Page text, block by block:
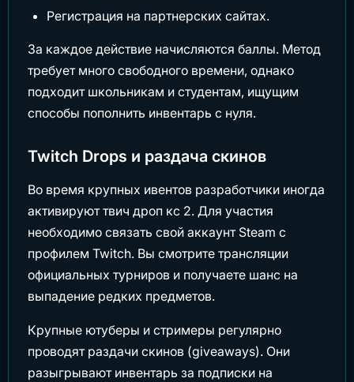
Регистрация на партнерских сайтах.
За каждое действие начисляются баллы. Метод
требует много свободного времени, однако
подходит школьникам и студентам, ищущим
способы пополнить инвентарь с нуля.
Twitch Drops и раздача скинов
Во время крупных ивентов разработчики иногда
активируют твич дроп кс 2. Для участия
необходимо связать свой аккаунт Steam с
профилем Twitch. Вы смотрите трансляции
официальных турниров и получаете шанс на
выпадение редких предметов.
Крупные ютуберы и стримеры регулярно
проводят раздачи скинов (giveaways). Они
разыгрывают инвентарь за подписки на